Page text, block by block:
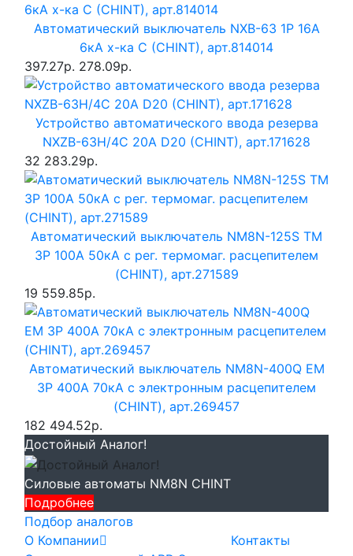
Автоматический выключатель NXB-63 1P 16A
6кА х-ка C (CHINT), арт.814014
397.27р. 278.09р.
Устройство автоматического ввода резерва
NXZB-63H/4C 20A D20 (CHINT), арт.171628
32 283.29р.
Автоматический выключатель NM8N-125S TM
3P 100А 50кА с рег. термомаг. расцепителем
(CHINT), арт.271589
19 559.85р.
Автоматический выключатель NM8N-400Q EM
3P 400А 70кА с электронным расцепителем
(CHINT), арт.269457
182 494.52р.
Достойный Аналог!
Силовые автоматы NM8N CHINT
Подробнее
Подбор аналогов
О Компании
Контакты